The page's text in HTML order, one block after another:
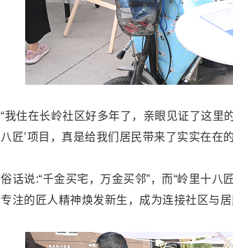
“我住在长岭社区好多年了，亲眼见证了这里
八匠’项目，真是给我们居民带来了实实在在
俗话说:“千金买宅，万金买邻”，而“岭里十八
专注的匠人精神焕发新生，成为连接社区与居